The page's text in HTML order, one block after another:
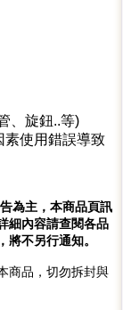
、旋鈕..等)
素使用錯誤導致
為主，本商品頁訊
細內容請查閱各品
不另行通知。
商品，切勿拆封與